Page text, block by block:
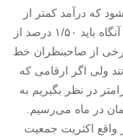
که درآمد کمتر از
دو میلیون و ۲۰۰ هزار تومان در ماه داشته باشند، آنگاه باید ۱/۵۰ درصد از
برخی از صاحبنظران خط
ولی اگر ارقامی که
در نظر بگیریم به
تا دو میلیون و ۵۰۰ هزار تومان در ماه می‌رسیم.
می‌دهد ۱/۵۰ درصد یا در واقع اکثریت جمعیت